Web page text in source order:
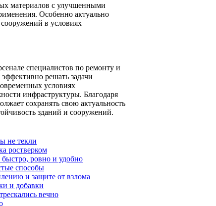
материалов с улучшенными
Особенно актуально
в условиях
специалистов по ремонту и
решать задачи
условиях
инфраструктуры. Благодаря
сохранять свою актуальность
зданий и сооружений.
не текли
ростверком
ровно и удобно
способы
и защите от взлома
и добавки
вечно